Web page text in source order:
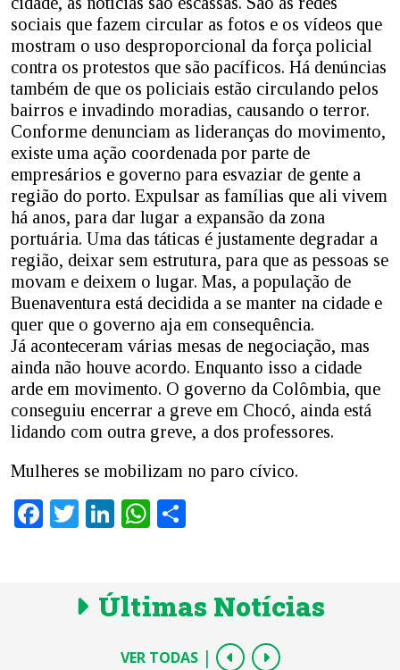
sociais que fazem circular as fotos e os vídeos que
mostram o uso desproporcional da força policial
contra os protestos que são pacíficos. Há denúncias
também de que os policiais estão circulando pelos
bairros e invadindo moradias, causando o terror.
Conforme denunciam as lideranças do movimento,
existe uma ação coordenada por parte de
empresários e governo para esvaziar de gente a
região do porto. Expulsar as famílias que ali vivem
há anos, para dar lugar a expansão da zona
portuária. Uma das táticas é justamente degradar a
região, deixar sem estrutura, para que as pessoas se
movam e deixem o lugar. Mas, a população de
Buenaventura está decidida a se manter na cidade e
quer que o governo aja em consequência.
Já aconteceram várias mesas de negociação, mas
ainda não houve acordo. Enquanto isso a cidade
arde em movimento. O governo da Colômbia, que
conseguiu encerrar a greve em Chocó, ainda está
lidando com outra greve, a dos professores.
Mulheres se mobilizam no paro cívico.
Facebook
Twitter
LinkedIn
WhatsApp
Últimas Notícias
VER TODAS |